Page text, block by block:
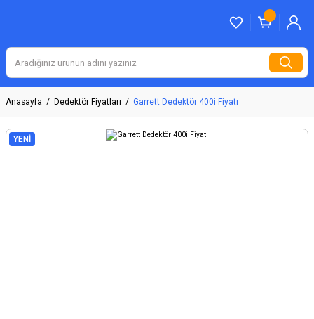
Anasayfa Dedektör Fiyatları Garrett Dedektör 400i Fiyatı
YENİ